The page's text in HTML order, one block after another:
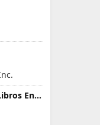
Booknet・Leer Libros En Español